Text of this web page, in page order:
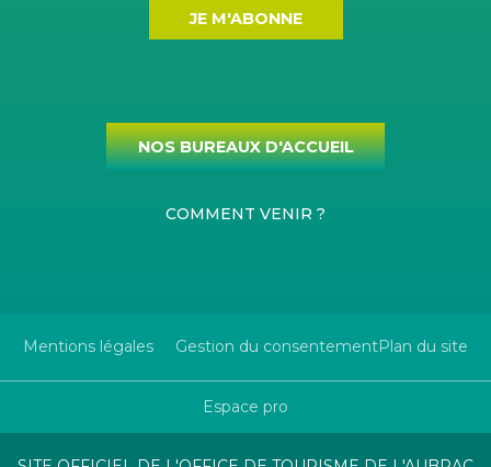
JE M'ABONNE
NOS BUREAUX D'ACCUEIL
COMMENT VENIR ?
Mentions légales Gestion du consentementPlan du site
Espace pro